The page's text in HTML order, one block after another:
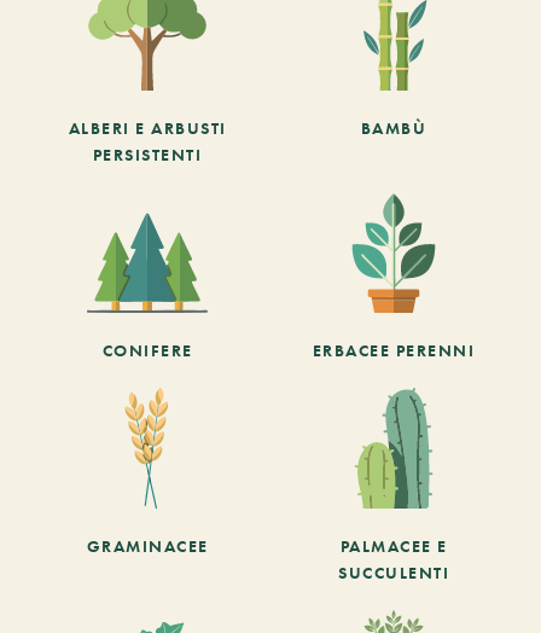
ALBERI E ARBUSTI
PERSISTENTI
BAMBÙ
CONIFERE ERBACEE PERENNI
GRAMINACEE
PALMACEE E
SUCCULENTI